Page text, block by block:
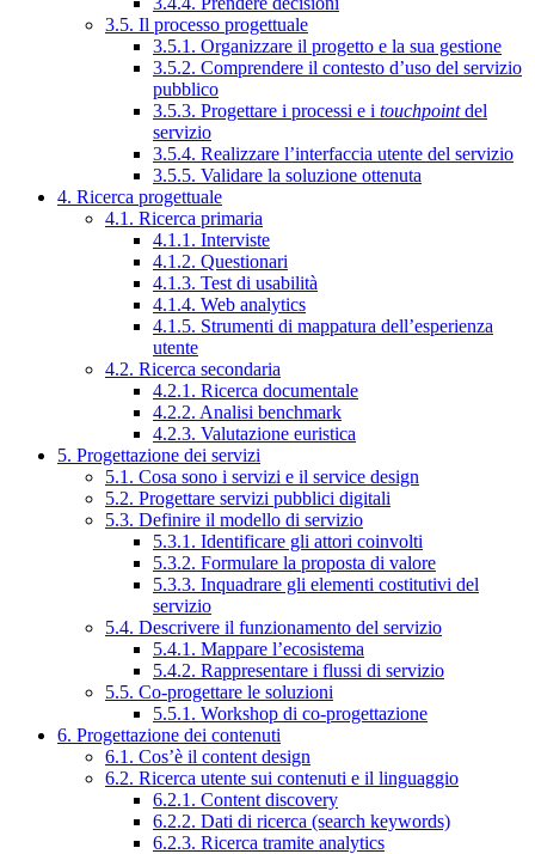
3.5. Il processo progettuale
3.5.1. Organizzare il progetto e la sua gestione
3.5.2. Comprendere il contesto d’uso del servizio
pubblico
3.5.3. Progettare i processi e i touchpointdel
servizio
3.5.4. Realizzare l’interfaccia utente del servizio
3.5.5. Validare la soluzione ottenuta
4. Ricerca progettuale
4.1. Ricerca primaria
4.1.1. Interviste
4.1.2. Questionari
4.1.3. Test di usabilità
4.1.4. Web analytics
4.1.5. Strumenti di mappatura dell’esperienza
utente
4.2. Ricerca secondaria
4.2.1. Ricerca documentale
4.2.2. Analisi benchmark
4.2.3. Valutazione euristica
5. Progettazione dei servizi
5.1. Cosa sono i servizi e il service design
5.2. Progettare servizi pubblici digitali
5.3. Definire il modello di servizio
5.3.1. Identificare gli attori coinvolti
5.3.2. Formulare la proposta di valore
5.3.3. Inquadrare gli elementi costitutivi del
servizio
5.4. Descrivere il funzionamento del servizio
5.4.1. Mappare l’ecosistema
5.4.2. Rappresentare i flussi di servizio
5.5. Co-progettare le soluzioni
5.5.1. Workshop di co-progettazione
6. Progettazione dei contenuti
6.1. Cos’è il content design
6.2. Ricerca utente sui contenuti e il linguaggio
6.2.1. Content discovery
6.2.2. Dati di ricerca (search keywords)
6.2.3. Ricerca tramite analytics